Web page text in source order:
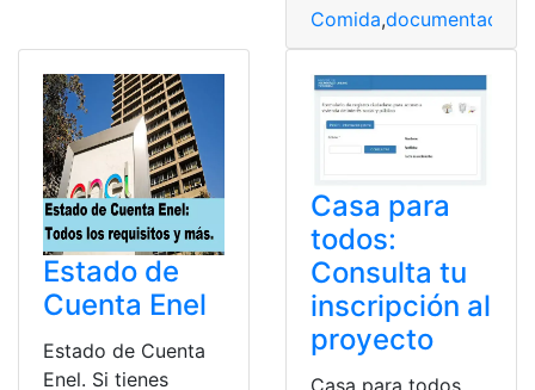
Comida,documentación
Estado de
Cuenta Enel
Estado de Cuenta
Enel. Si tienes
Casa para
todos:
Consulta tu
inscripción al
proyecto
Casa para todos